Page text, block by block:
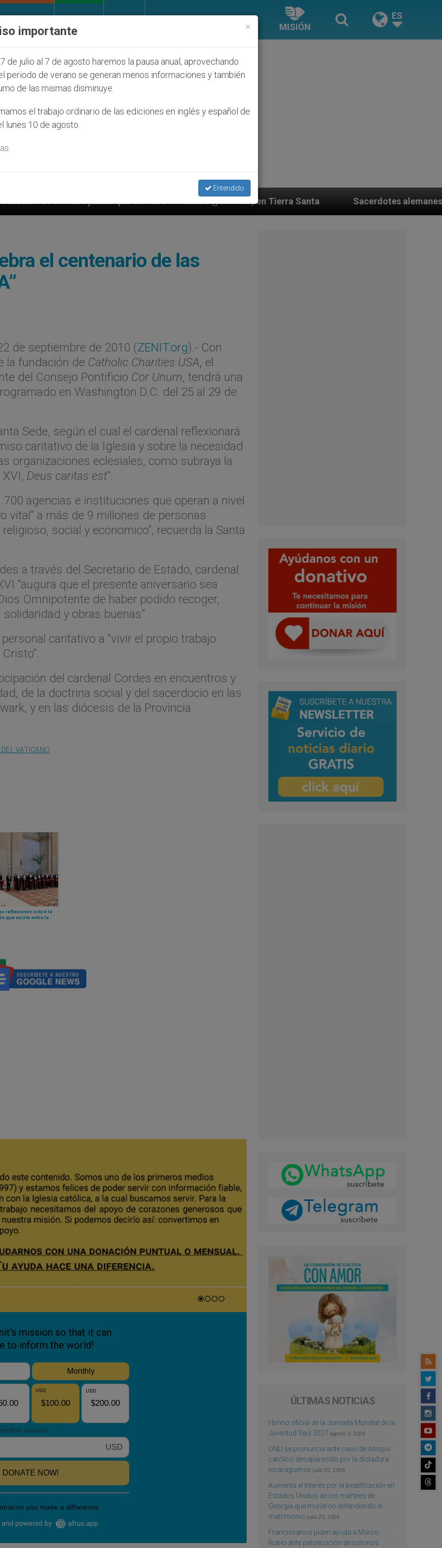
MISIÓN
ES
que afecta a cristianos (y no sólo) en Tierra Santa Sacerdotes alemanes fieles al Papa
el centenario de las
de septiembre de 2010 (ZENIT.org).- Con
la fundación de Catholic Charities USA, el
del Consejo Pontificio Cor Unum, tendrá una
en Washington D.C. del 25 al 29 de
Sede, según el cual el cardenal reflexionará
caritativo de la Iglesia y sobre la necesidad
organizaciones eclesiales, como subraya la
Deus caritas est”.
agencias e instituciones que operan a nivel
vital” a más de 9 millones de personas
social y economico”, recuerda la Santa
a través del Secretario de Estado, cardenal
“augura que el presente aniversario sea
Omnipotente de haber podido recoger,
y obras buenas”.
caritativo a “vivir el propio trabajo
del cardenal Cordes en encuentros y
de la doctrina social y del sacerdocio en las
y en las diócesis de la Provincia
VATICANO
reflexiones sobre la
que existe entre la
ÚLTIMAS NOTICIAS
Himno oficial de la Jornada Mundial de la
Juventud Seúl 2027 agosto 3, 2026
ONU se pronuncia ante caso de obispo
católico desaparecido por la dictadura
nicaragüense julio 25, 2026
Aumenta el interés por la beatificación en
Estados Unidos de los mártires de
Georgia que murieron defendiendo el
matrimonio julio 25, 2026
Franciscanos piden ayuda a Marco
Rubio ante persecución de colonos
×
importante
de julio al 7 de agosto haremos la pausa anual, aprovechando
periodo de verano se generan menos informaciones y también
de las mismas disminuye.
el trabajo ordinario de las ediciones en inglés y español de
lunes 10 de agosto.
Entendido